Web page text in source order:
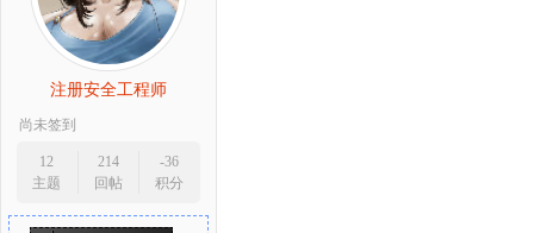
注册安全工程师
尚未签到
12
主题
214
回帖
-36
积分